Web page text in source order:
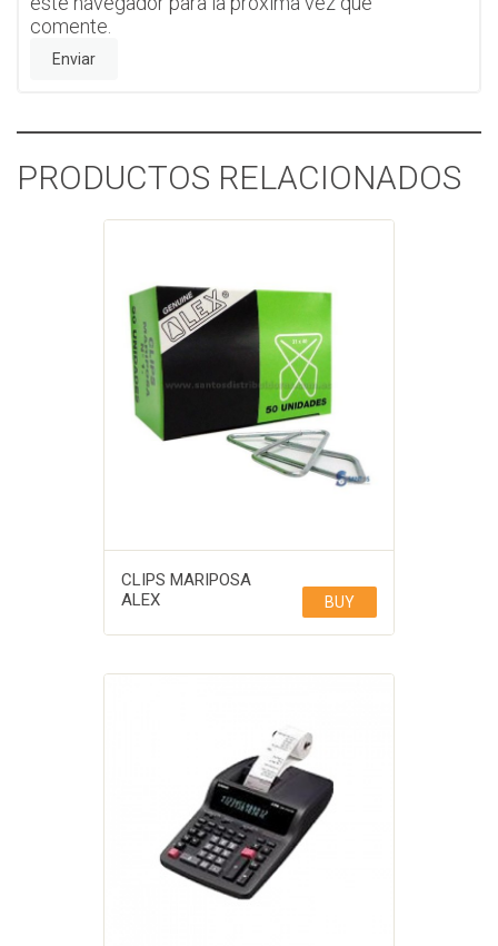
comente.
PRODUCTOS RELACIONADOS
CLIPS MARIPOSA
ALEX
BUY